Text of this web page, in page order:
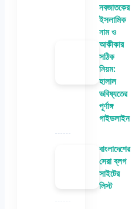
নবজাতকের
ইসলামিক
নাম ও
আকীকার
সঠিক
নিয়ম:
হালাল
ভবিষ্যতের
পূর্ণাঙ্গ
গাইডলাইন
বাংলাদেশের
সেরা ব্লগ
সাইটের
লিস্ট